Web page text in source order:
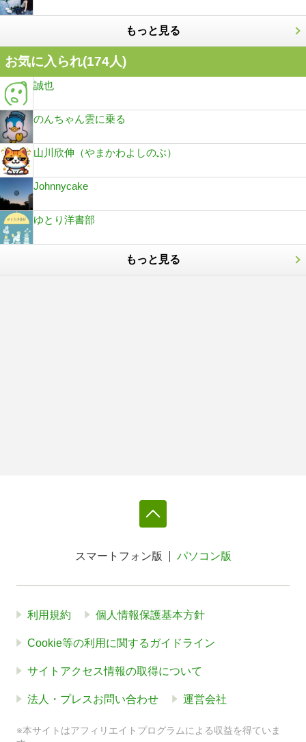
もっと見る
お気に入られ(174人)
誠也
のんちゃん雲に乗る
山川欣伸（やまかわよしのぶ）
Johnnycake
ゆとり洋書部
もっと見る
スマートフォン版 パソコン版
利用規約 個人情報保護基本方針
Cookie等の利用に関するガイドライン
サイトアクセス情報の取得について
法人・プレスお問い合わせ 運営会社
※本サイトはアフィリエイトプログラムによる収益を得ていま